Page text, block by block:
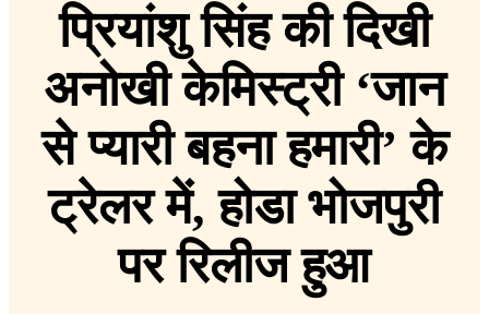
प्रियांशु सिंह की दिखी
अनोखी केमिस्ट्री ‘जान
से प्यारी बहना हमारी’ के
ट्रेलर में, होडा भोजपुरी
पर रिलीज हुआ